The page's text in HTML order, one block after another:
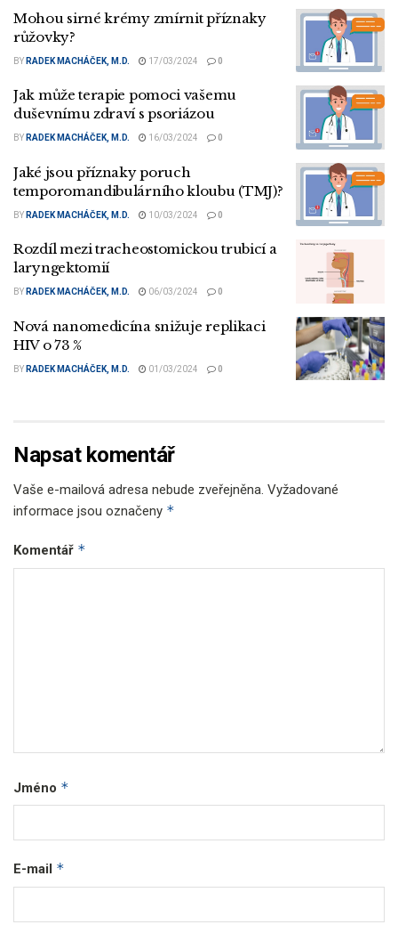
Mohou sirné krémy zmírnit příznaky
růžovky?
BY RADEK MACHÁČEK, M.D. 17/03/2024 0
Jak může terapie pomoci vašemu
duševnímu zdraví s psoriázou
BY RADEK MACHÁČEK, M.D. 16/03/2024 0
Jaké jsou příznaky poruch
temporomandibulárního kloubu (TMJ)?
BY RADEK MACHÁČEK, M.D. 10/03/2024 0
Rozdíl mezi tracheostomickou trubicí a
laryngektomií
BY RADEK MACHÁČEK, M.D. 06/03/2024 0
Nová nanomedicína snižuje replikaci
HIV o 73 %
BY RADEK MACHÁČEK, M.D. 01/03/2024 0
Napsat komentář
Vaše e-mailová adresa nebude zveřejněna. Vyžadované
informace jsou označeny *
Komentář *
Jméno *
E-mail *